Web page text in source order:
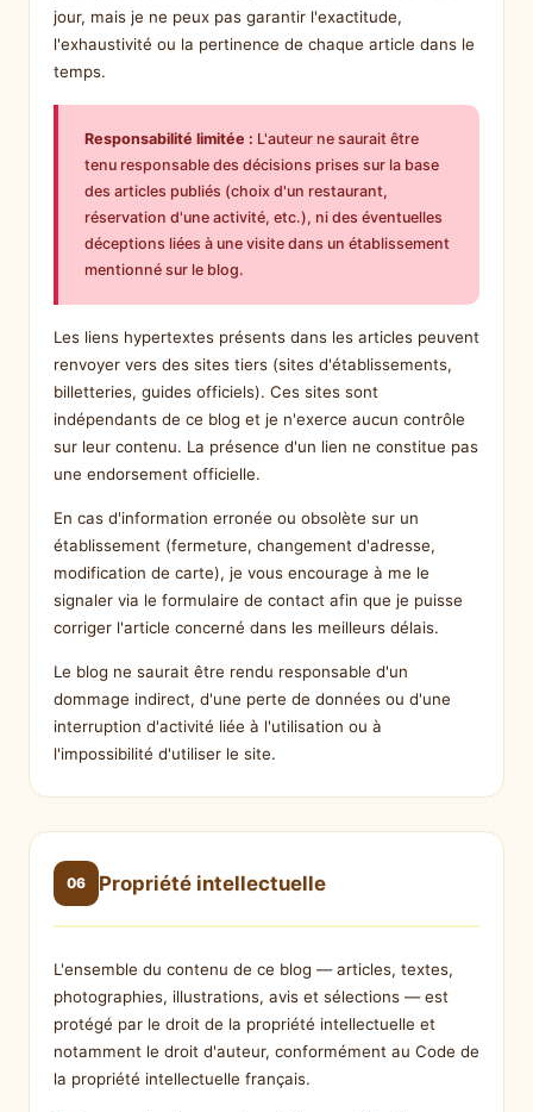
jour, mais je ne peux pas garantir l'exactitude,
l'exhaustivité ou la pertinence de chaque article dans le
temps.
Responsabilité limitée : L'auteur ne saurait être
tenu responsable des décisions prises sur la base
des articles publiés (choix d'un restaurant,
réservation d'une activité, etc.), ni des éventuelles
déceptions liées à une visite dans un établissement
mentionné sur le blog.
Les liens hypertextes présents dans les articles peuvent
renvoyer vers des sites tiers (sites d'établissements,
billetteries, guides officiels). Ces sites sont
indépendants de ce blog et je n'exerce aucun contrôle
sur leur contenu. La présence d'un lien ne constitue pas
une endorsement officielle.
En cas d'information erronée ou obsolète sur un
établissement (fermeture, changement d'adresse,
modification de carte), je vous encourage à me le
signaler via le formulaire de contact afin que je puisse
corriger l'article concerné dans les meilleurs délais.
Le blog ne saurait être rendu responsable d'un
dommage indirect, d'une perte de données ou d'une
interruption d'activité liée à l'utilisation ou à
l'impossibilité d'utiliser le site.
06 Propriété intellectuelle
L'ensemble du contenu de ce blog — articles, textes,
photographies, illustrations, avis et sélections — est
protégé par le droit de la propriété intellectuelle et
notamment le droit d'auteur, conformément au Code de
la propriété intellectuelle français.